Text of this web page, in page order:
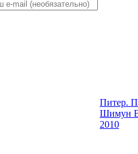
Питер.
Шимун
2010